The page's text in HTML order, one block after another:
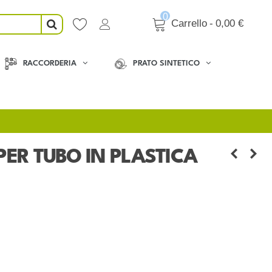
0
Carrello - 0,00 €
RACCORDERIA PRATO SINTETICO
TUBO IN PLASTICA